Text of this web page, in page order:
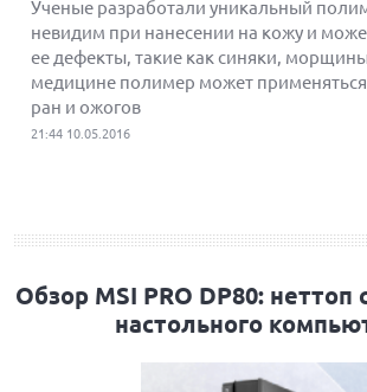
Ученые разработали уникальный
невидим при нанесении на кожу и
ее дефекты, такие как синяки,
медицине полимер может
ран и ожогов
21:44 10.05.2016
Обзор MSI PRO DP80: неттоп
настольного